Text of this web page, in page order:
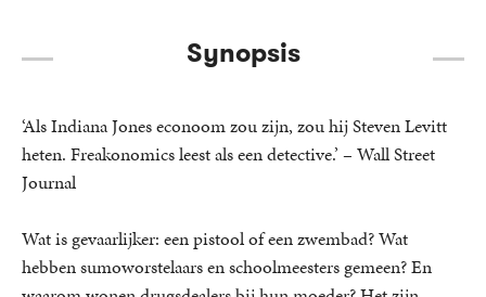
Synopsis
‘Als Indiana Jones econoom zou zijn, zou hij Steven Levitt
heten. Freakonomics leest als een detective.’ – Wall Street
Journal
Wat is gevaarlijker: een pistool of een zwembad? Wat
hebben sumoworstelaars en schoolmeesters gemeen? En